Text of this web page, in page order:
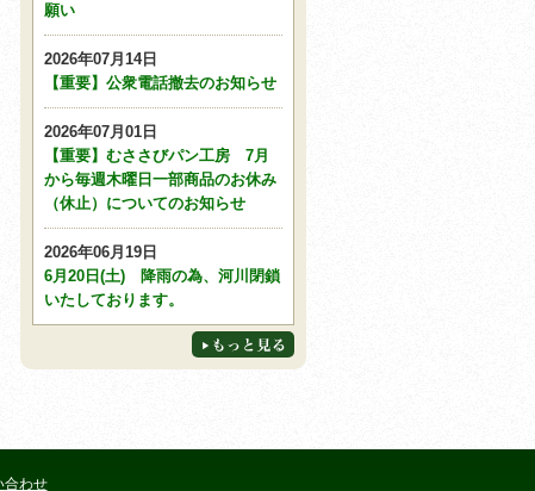
願い
2026年07月14日
【重要】公衆電話撤去のお知らせ
2026年07月01日
【重要】むささびパン工房 7月
から毎週木曜日一部商品のお休み
（休止）についてのお知らせ
2026年06月19日
6月20日(土) 降雨の為、河川閉鎖
いたしております。
合わせ